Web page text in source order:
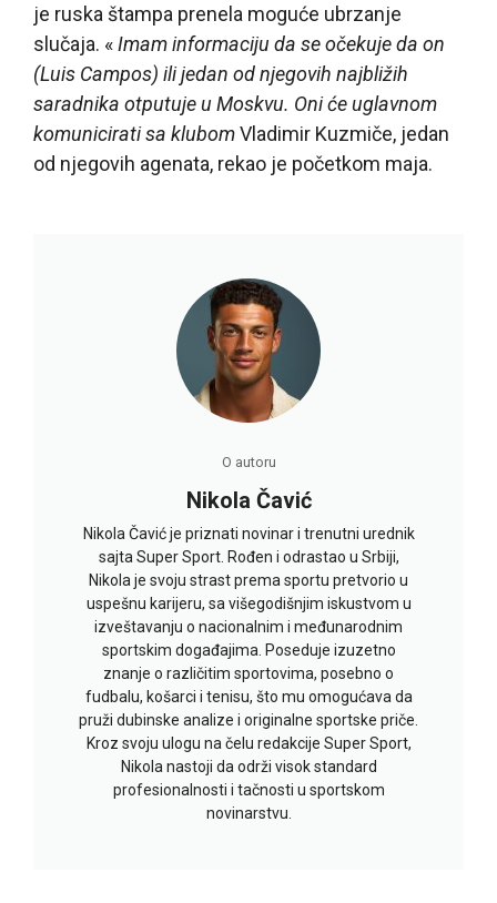
je ruska štampa prenela moguće ubrzanje
slučaja. «Imam informaciju da se očekuje da on
(Luis Campos) ili jedan od njegovih najbližih
saradnika otputuje u Moskvu. Oni će uglavnom
komunicirati sa klubomVladimir Kuzmiče, jedan
od njegovih agenata, rekao je početkom maja.
O autoru
Nikola Čavić
Nikola Čavić je priznati novinar i trenutni urednik
sajta Super Sport. Rođen i odrastao u Srbiji,
Nikola je svoju strast prema sportu pretvorio u
uspešnu karijeru, sa višegodišnjim iskustvom u
izveštavanju o nacionalnim i međunarodnim
sportskim događajima. Poseduje izuzetno
znanje o različitim sportovima, posebno o
fudbalu, košarci i tenisu, što mu omogućava da
pruži dubinske analize i originalne sportske priče.
Kroz svoju ulogu na čelu redakcije Super Sport,
Nikola nastoji da održi visok standard
profesionalnosti i tačnosti u sportskom
novinarstvu.